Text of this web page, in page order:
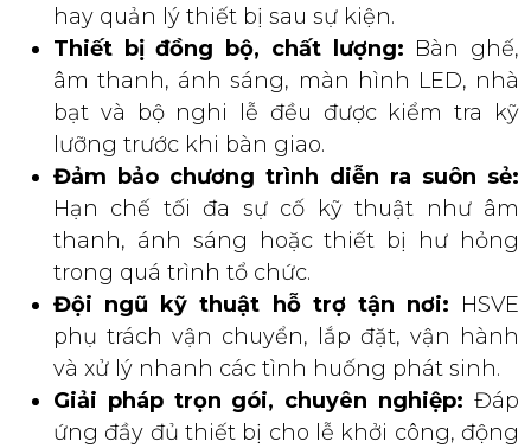
hay quản lý thiết bị sau sự kiện.
Thiết bị đồng bộ, chất lượng: Bàn ghế,
âm thanh, ánh sáng, màn hình LED, nhà
bạt và bộ nghi lễ đều được kiểm tra kỹ
lưỡng trước khi bàn giao.
Đảm bảo chương trình diễn ra suôn sẻ:
Hạn chế tối đa sự cố kỹ thuật như âm
thanh, ánh sáng hoặc thiết bị hư hỏng
trong quá trình tổ chức.
Đội ngũ kỹ thuật hỗ trợ tận nơi: HSVE
phụ trách vận chuyển, lắp đặt, vận hành
và xử lý nhanh các tình huống phát sinh.
Giải pháp trọn gói, chuyên nghiệp: Đáp
ứng đầy đủ thiết bị cho lễ khởi công, động